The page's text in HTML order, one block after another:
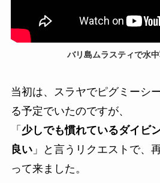
バリ島ムラスティで水
当初は、スラヤでピグミーシ
る予定でいたのですが、
「 少しでも慣れているダイビ
良い」と言うリクエストで、
って来ました。